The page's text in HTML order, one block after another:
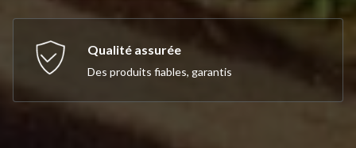
Qualité assurée
Des produits fiables, garantis